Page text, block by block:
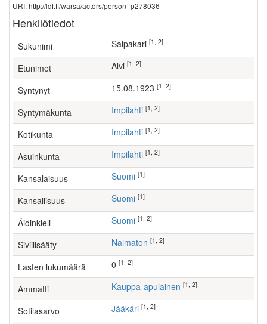
URI: http://ldf.fi/warsa/actors/person_p278036
Henkilötiedot
Sukunimi Salpakari [1, 2]
Etunimet Alvi [1, 2]
Syntynyt 15.08.1923 [1, 2]
Syntymäkunta Impilahti [1, 2]
Kotikunta Impilahti [1, 2]
Asuinkunta Impilahti [1, 2]
Kansalaisuus Suomi [1]
Kansallisuus Suomi [1]
Äidinkieli Suomi [1, 2]
Siviilisääty Naimaton [1, 2]
Lasten lukumäärä [1, 2]
Ammatti kauppa-apulainen [1, 2]
Sotilasarvo Jääkäri [1, 2]